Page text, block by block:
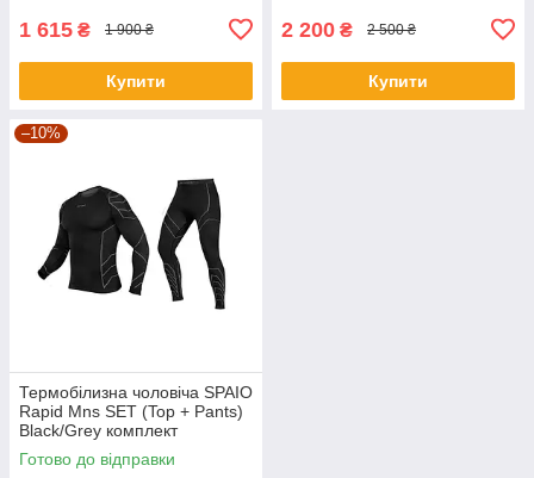
1 615 ₴ 1 900 ₴
Купити
2 200 ₴ 2 500 ₴
Купити
–10%
Термобілизна чоловіча SPAIO
Rapid Mns SET (Top + Pants)
Black/Grey комплект
Готово до відправки